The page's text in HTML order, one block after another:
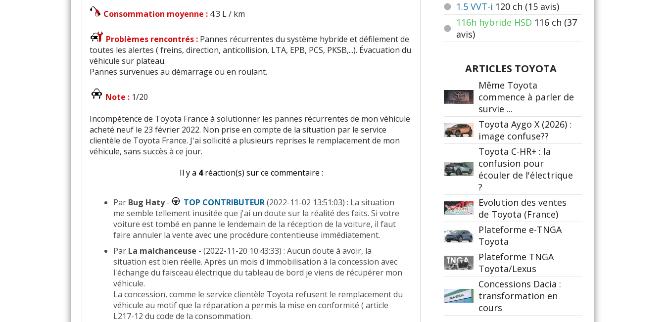
Consommation moyenne : 4.3 L / km
Problèmes rencontrés : Pannes récurrentes du système hybride et défilement de
toutes les alertes ( freins, direction, anticollision, LTA, EPB, PCS, PKSB,...). Évacuation du
véhicule sur plateau.
Pannes survenues au démarrage ou en roulant.
Note : 1/20
Incompétence de Toyota France à solutionner les pannes récurrentes de mon véhicule
acheté neuf le 23 février 2022. Non prise en compte de la situation par le service
clientèle de Toyota France. J'ai sollicité a plusieurs reprises le remplacement de mon
véhicule, sans succès à ce jour.
Il y a 4réaction(s) sur ce commentaire :
Par Bug Haty- TOP CONTRIBUTEUR(2022-11-02 13:51:03) : La situation
me semble tellement inusitée que j'ai un doute sur la réalité des faits. Si votre
voiture est tombé en panne le lendemain de la réception de la voiture, il faut
faire annuler la vente avec une procédure contentieuse immédiatement.
Par La malchanceuse - (2022-11-20 10:43:33) : Aucun doute à avoir, la
situation est bien réelle. Après un mois d'immobilisation à la concession avec
l'échange du faisceau électrique du tableau de bord je viens de récupérer mon
véhicule.
La concession, comme le service clientèle Toyota refusent le remplacement du
véhicule au motif que la réparation a permis la mise en conformité ( article
L217-12 du code de la consommation.
1.5 VVT-i 120 ch (15 avis)
116h hybride HSD 116 ch (37
avis)
ARTICLES TOYOTA
Même Toyota
commence à parler de
survie ...
Toyota Aygo X (2026) :
image confuse??
Toyota C-HR+ : la
confusion pour
écouler de l'électrique
?
Evolution des ventes
de Toyota (France)
Plateforme e-TNGA
Toyota
Plateforme TNGA
Toyota/Lexus
Concessions Dacia :
transformation en
cours